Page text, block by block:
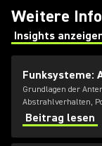
Weitere
Insights
(Opens in a new
Funksysteme:
Grundlagen der
Abstrahlverhalten,
Beitrag lesen